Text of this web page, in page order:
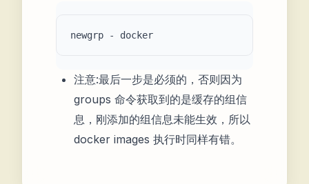
注意:最后一步是必须的，否则因为
groups 命令获取到的是缓存的组信
息，刚添加的组信息未能生效，所以
docker images 执行时同样有错。